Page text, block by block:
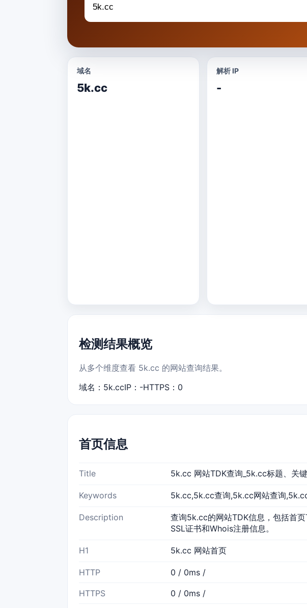
域名
5k.cc
解析 IP
-
检测结果概览
从多个维度查看 5k.cc 的网站查询结果。
域名：5k.ccIP：-HTTPS：0
首页信息
Title 5k.cc 网站TDK查询_5k.cc标题、关
Keywords 5k.cc,5k.cc查询,5k.cc网站查询
Description
查询5k.cc的网站TDK信息，包括首
SSL证书和Whois注册信息。
H1 5k.cc 网站首页
HTTP 0 / 0ms /
HTTPS 0 / 0ms /